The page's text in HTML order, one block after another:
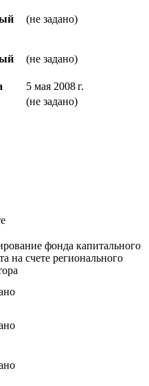
(не задано)
(не задано)
5 мая 2008 г.
(не задано)
фонда капитального
на счете регионального